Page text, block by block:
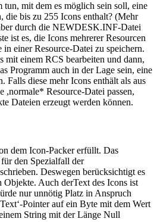
tun, mit dem es möglich sein soll, eine
die bis zu 255 Icons enthalt? (Mehr
durch die NEWDESK.INF-Datei
ist es, die Icons mehrerer Resourcen
in einer Resource-Datei zu speichern.
mit einem RCS bearbeiten und dann,
Programm auch in der Lage sein, eine
Falls diese mehr Icons enthält als aus
,normale* Resource-Datei passen,
Dateien erzeugt werden können.
dem Icon-Packer erfüllt. Das
den Spezialfall der
Deswegen berücksichtigt es
Objekte. Auch derText des Icons ist
nur unnötig Platz in Anspruch
Pointer auf ein Byte mit dem Wert
String mit der Länge Null